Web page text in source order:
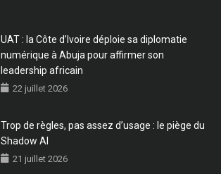
UAT : la Côte d’Ivoire déploie sa diplomatie
numérique à Abuja pour affirmer son
leadership africain
22 juillet 2026
Trop de règles, pas assez d’usage : le piège du
Shadow AI
21 juillet 2026